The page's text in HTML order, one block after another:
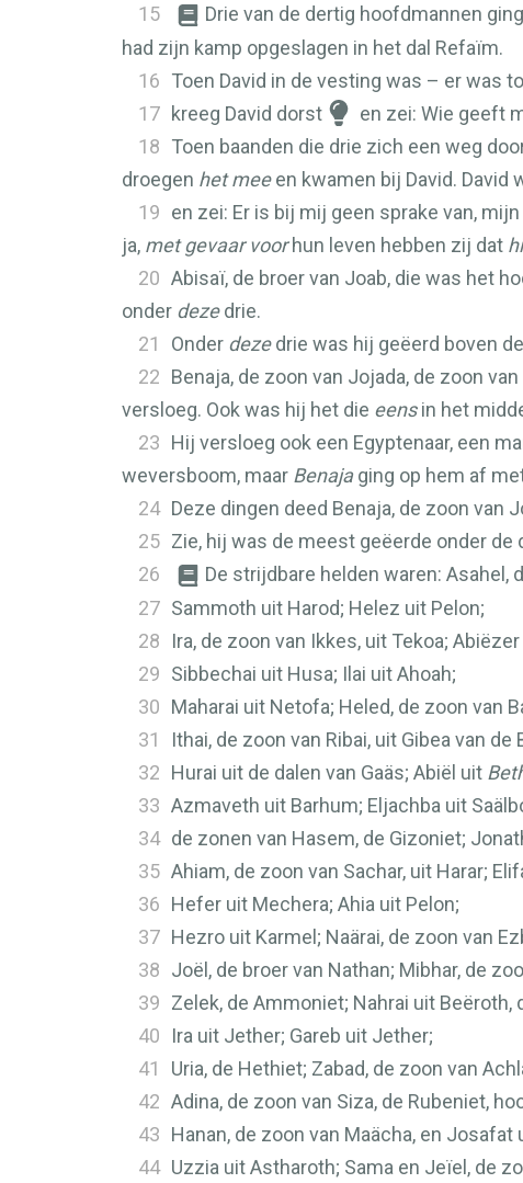
15
Drie van de dertig hoofdmannen
had zijn kamp opgeslagen in het dal Refaïm.
16 Toen David in de vesting was – er was
17 kreeg David dorst
en zei: Wie geeft
18 Toen baanden die drie zich een weg
droegen het meeen kwamen bij David. David
19 en zei: Er is bij mij geen sprake van,
ja, met gevaar voorhun leven hebben zij dat
20 Abisaï, de broer van Joab, die was het
onder dezedrie.
21
Onder dezedrie was hij geëerd boven
22 Benaja, de zoon van Jojada, de zoon
versloeg. Ook was hij het die eensin het
23 Hij versloeg ook een Egyptenaar, een
weversboom, maar Benajaging op hem af
24 Deze dingen deed Benaja, de zoon van
25 Zie, hij was de meest geëerde onder
26
De strijdbare helden waren: Asahel,
27 Sammoth uit Harod; Helez uit Pelon;
28
Ira, de zoon van Ikkes, uit Tekoa;
29 Sibbechai uit Husa; Ilai uit Ahoah;
30 Maharai uit Netofa; Heled, de zoon van
31
Ithai, de zoon van Ribai, uit Gibea van
32 Hurai uit de dalen van Gaäs; Abiël uit
33 Azmaveth uit Barhum; Eljachba uit
34 de zonen van Hasem, de Gizoniet;
35 Ahiam, de zoon van Sachar, uit Harar;
36 Hefer uit Mechera; Ahia uit Pelon;
37 Hezro uit Karmel; Naärai, de zoon van
38 Joël, de broer van Nathan; Mibhar, de
39 Zelek, de Ammoniet; Nahrai uit Beëroth,
40
Ira uit Jether; Gareb uit Jether;
41
Uria, de Hethiet; Zabad, de zoon van
42 Adina, de zoon van Siza, de Rubeniet,
43 Hanan, de zoon van Maächa, en Josafat
44 Uzzia uit Astharoth; Sama en Jeïel, de